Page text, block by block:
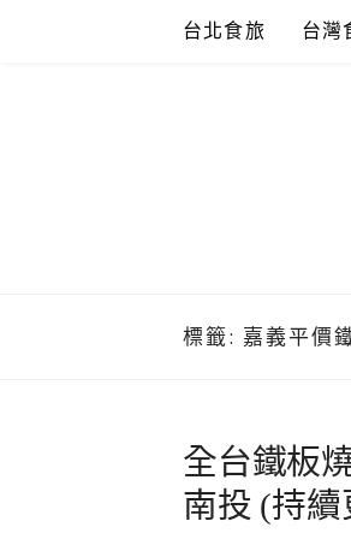
台北食旅 台灣
標籤: 嘉義平價
全台鐵板
南投 (持續